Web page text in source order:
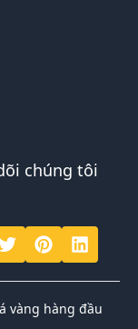
chúng tôi
vàng hàng đầu